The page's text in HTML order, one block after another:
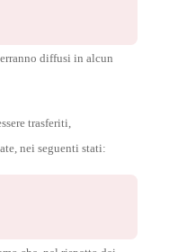
diffusi in alcun
trasferiti,
nei seguenti stati: